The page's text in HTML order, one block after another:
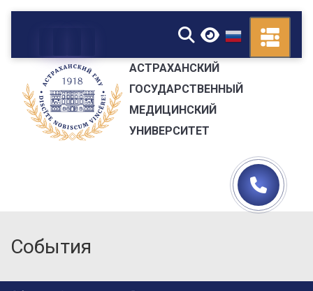
▼
АСТРАХАНСКИЙ
ГОСУДАРСТВЕННЫЙ
МЕДИЦИНСКИЙ
УНИВЕРСИТЕТ
События